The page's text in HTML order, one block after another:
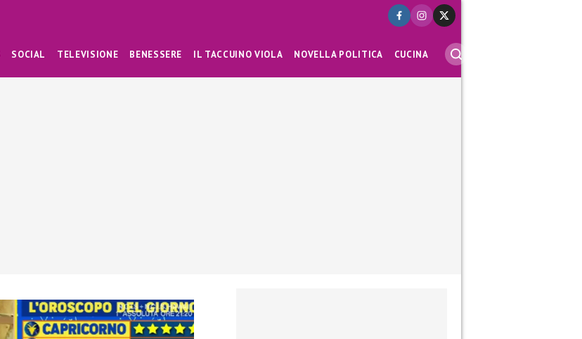
SOCIAL TELEVISIONE BENESSERE IL TACCUINO VIOLA NOVELLA POLITICA CUCINA